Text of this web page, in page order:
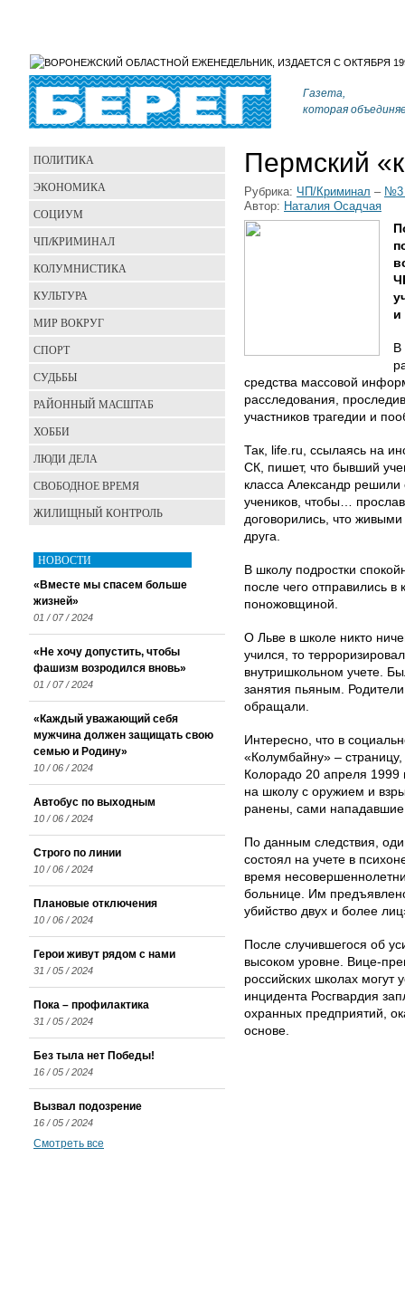
Газета,
которая
Пермский
Рубрика: ЧП/Криминал – №3
Автор: Наталия Осадчая
и
В
средства массовой
расследования,
участников трагедии и
Так, life.ru, ссылаясь на
СК, пишет, что бывший
класса Александр
учеников, чтобы…
договорились, что
друга.
В школу подростки
после чего отправились
поножовщиной.
О Льве в школе никто
учился, то
внутришкольном учете.
занятия пьяным.
обращали.
Интересно, что в
«Колумбайну» –
Колорадо 20 апреля 1999
на школу с оружием и
ранены, сами нападавшие
По данным следствия,
состоял на учете в
время
больнице. Им
убийство двух и более
После случившегося об
высоком уровне. Вице-
российских школах могут
инцидента Росгвардия
охранных предприятий,
основе.
ПОЛИТИКА
ЭКОНОМИКА
СОЦИУМ
ЧП/КРИМИНАЛ
КОЛУМНИСТИКА
КУЛЬТУРА
МИР ВОКРУГ
СПОРТ
СУДЬБЫ
РАЙОННЫЙ МАСШТАБ
ХОББИ
ЛЮДИ ДЕЛА
СВОБОДНОЕ ВРЕМЯ
ЖИЛИЩНЫЙ КОНТРОЛЬ
НОВОСТИ
«Вместе мы спасем больше
жизней»
01 / 07 / 2024
«Не хочу допустить, чтобы
фашизм возродился вновь»
01 / 07 / 2024
«Каждый уважающий себя
мужчина должен защищать свою
семью и Родину»
10 / 06 / 2024
Автобус по выходным
10 / 06 / 2024
Строго по линии
10 / 06 / 2024
Плановые отключения
10 / 06 / 2024
Герои живут рядом с нами
31 / 05 / 2024
Пока – профилактика
31 / 05 / 2024
Без тыла нет Победы!
16 / 05 / 2024
Вызвал подозрение
16 / 05 / 2024
Смотреть все